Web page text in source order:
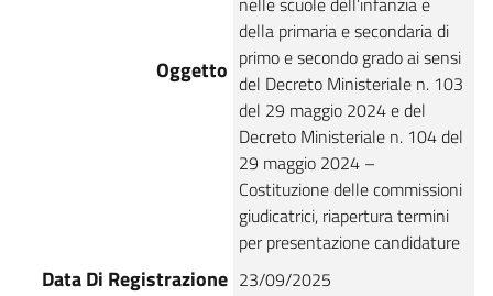
Oggetto
della primaria e secondaria di
primo e secondo grado ai sensi
del Decreto Ministeriale n. 103
del 29 maggio 2024 e del
Decreto Ministeriale n. 104 del
29 maggio 2024 –
Costituzione delle commissioni
giudicatrici, riapertura termini
per presentazione candidature
Data Di Registrazione 23/09/2025